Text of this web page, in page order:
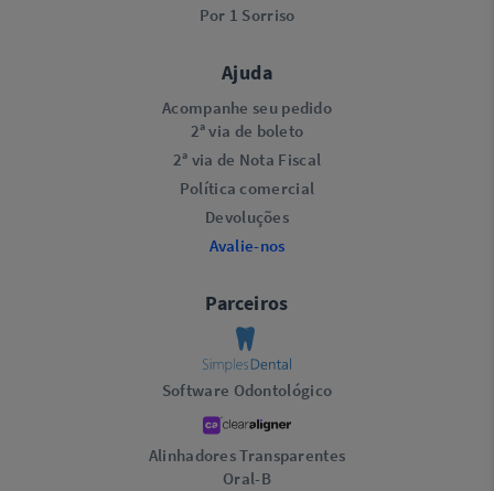
Por 1 Sorriso
Ajuda
Acompanhe seu pedido
2ª via de boleto
2ª via de Nota Fiscal
Política comercial
Devoluções
Avalie-nos
Parceiros
Software Odontológico
Alinhadores Transparentes
Oral-B